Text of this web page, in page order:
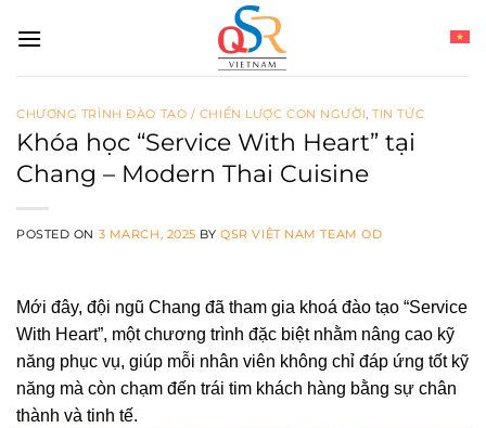
CHƯƠNG TRÌNH ĐÀO TẠO / CHIẾN LƯỢC CON NGƯỜI,TIN TỨC
Khóa học “Service With Heart” tại
Chang – Modern Thai Cuisine
POSTED ON 3 MARCH, 2025 BYQSR VIỆT NAM TEAM OD
Mới đây, đội ngũ Chang đã tham gia khoá đào tạo “Service
With Heart”, một chương trình đặc biệt nhằm nâng cao kỹ
năng phục vụ, giúp mỗi nhân viên không chỉ đáp ứng tốt kỹ
năng mà còn chạm đến trái tim khách hàng bằng sự chân
thành và tinh tế.